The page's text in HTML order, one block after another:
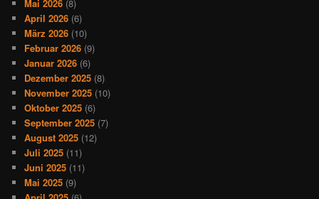
Mai 2026 (8)
April 2026 (6)
März 2026 (10)
Februar 2026 (9)
Januar 2026 (6)
Dezember 2025 (8)
November 2025 (10)
Oktober 2025 (6)
September 2025 (7)
August 2025 (12)
Juli 2025 (11)
Juni 2025 (11)
Mai 2025 (9)